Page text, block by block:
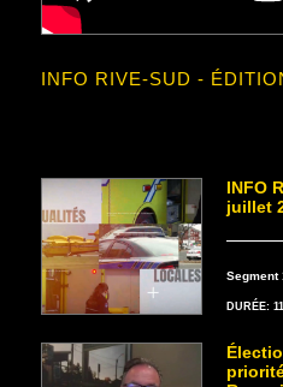
INFO RIVE-SUD -
INFO
juillet
Segment
DURÉE: